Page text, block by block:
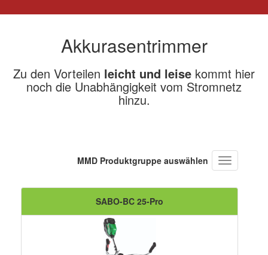
Akkurasentrimmer
Zu den Vorteilen leicht und leise kommt hier
noch die Unabhängigkeit vom Stromnetz
hinzu.
MMD Produktgruppe auswählen
Navigation
ein-/
SABO-BC 25-Pro